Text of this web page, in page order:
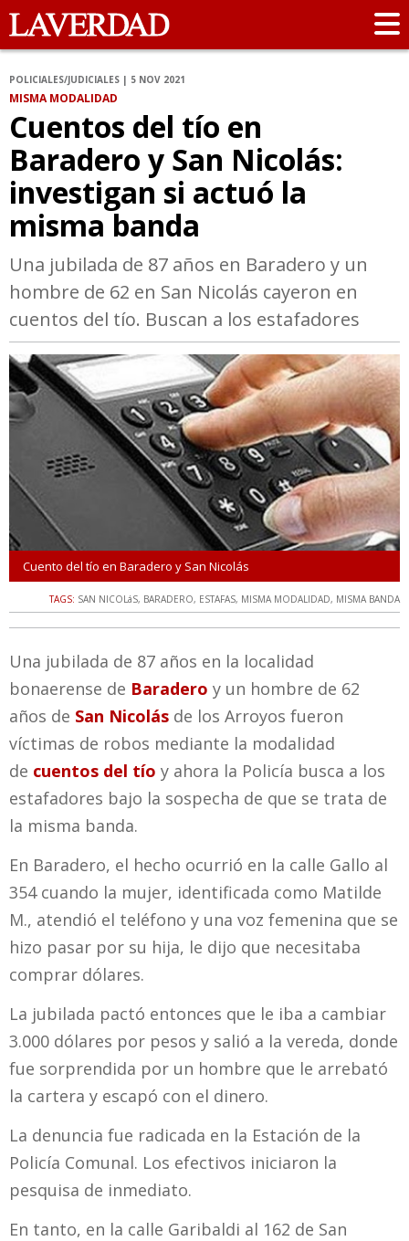
POLICIALES/JUDICIALES | 5 NOV 2021
MISMA MODALIDAD
Cuentos del tío en
Baradero y San Nicolás:
investigan si actuó la
misma banda
Una jubilada de 87 años en Baradero y un
hombre de 62 en San Nicolás cayeron en
cuentos del tío. Buscan a los estafadores
Cuento del tío en Baradero y San Nicolás
TAGS: SAN NICOLáS, BARADERO, ESTAFAS, MISMA MODALIDAD, MISMA BANDA
Una jubilada de 87 años en la localidad
bonaerense de Baradero y un hombre de 62
años de San Nicolás de los Arroyos fueron
víctimas de robos mediante la modalidad
de cuentos del tío y ahora la Policía busca a los
estafadores bajo la sospecha de que se trata de
la misma banda.
En Baradero, el hecho ocurrió en la calle Gallo al
354 cuando la mujer, identificada como Matilde
M., atendió el teléfono y una voz femenina que se
hizo pasar por su hija, le dijo que necesitaba
comprar dólares.
La jubilada pactó entonces que le iba a cambiar
3.000 dólares por pesos y salió a la vereda, donde
fue sorprendida por un hombre que le arrebató
la cartera y escapó con el dinero.
La denuncia fue radicada en la Estación de la
Policía Comunal. Los efectivos iniciaron la
pesquisa de inmediato.
En tanto, en la calle Garibaldi al 162 de San